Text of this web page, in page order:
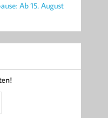
Ab 15. August